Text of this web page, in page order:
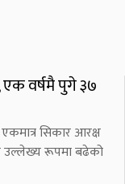
वर्षमै पुगे ३७
सिकार आरक्ष
उल्लेख्य रूपमा बढेको